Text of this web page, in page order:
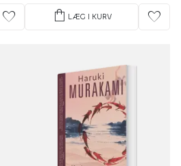
favorite shopping_bag LÆG I KURV favorite